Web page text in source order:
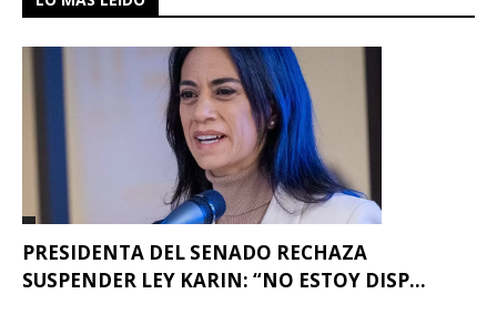
PRESIDENTA DEL SENADO RECHAZA
SUSPENDER LEY KARIN: “NO ESTOY DISP...